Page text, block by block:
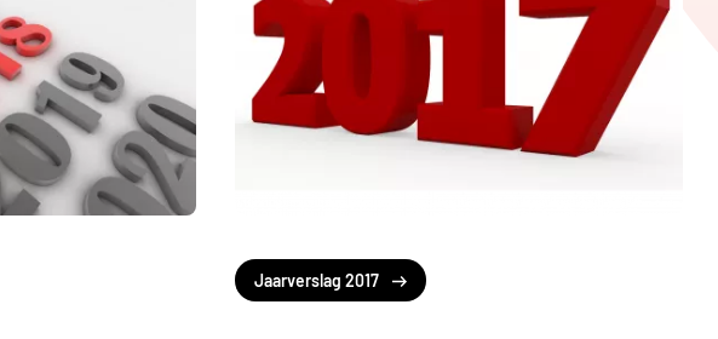
Jaarverslag 2017